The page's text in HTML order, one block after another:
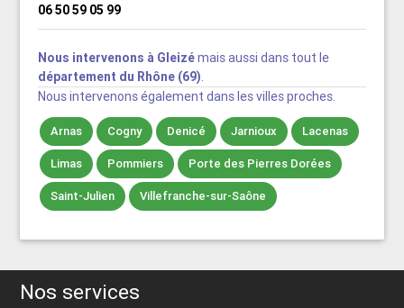
06 50 59 05 99
Nous intervenons à Gleizémais aussi dans tout le
département du Rhône (69)
Nous intervenons également dans les villes proches.
Arnas Cogny Denicé Jarnioux Lacenas
Limas Pommiers Porte des Pierres Dorées
Saint-Julien Villefranche-sur-Saône
Nos services